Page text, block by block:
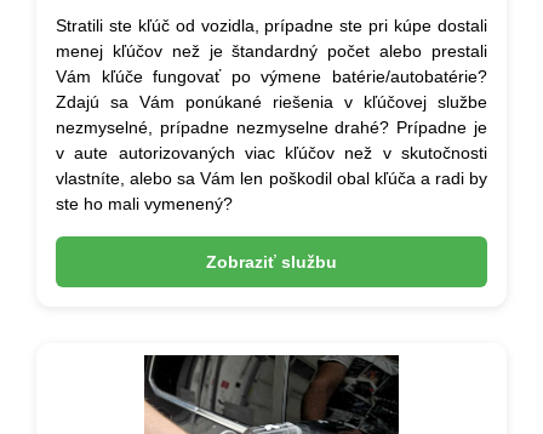
Stratili ste kľúč od vozidla, prípadne ste pri kúpe dostali
menej kľúčov než je štandardný počet alebo prestali
Vám kľúče fungovať po výmene batérie/autobatérie?
Zdajú sa Vám ponúkané riešenia v kľúčovej službe
nezmyselné, prípadne nezmyselne drahé? Prípadne je
v aute autorizovaných viac kľúčov než v skutočnosti
vlastníte, alebo sa Vám len poškodil obal kľúča a radi by
ste ho mali vymenený?
Zobraziť službu